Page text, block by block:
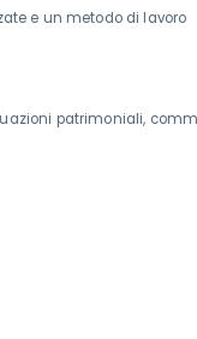
e un metodo di lavoro
patrimoniali,